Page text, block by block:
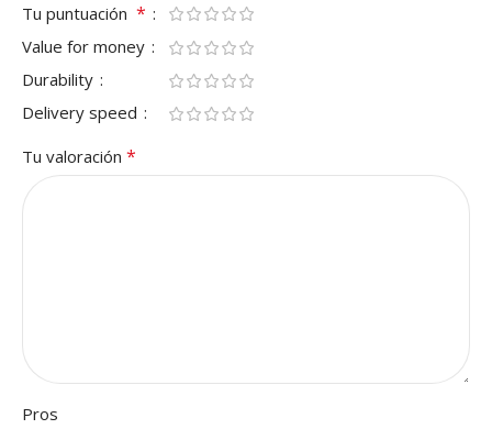
Tu puntuación *
Value for money
Durability
Delivery speed
Tu valoración *
Pros